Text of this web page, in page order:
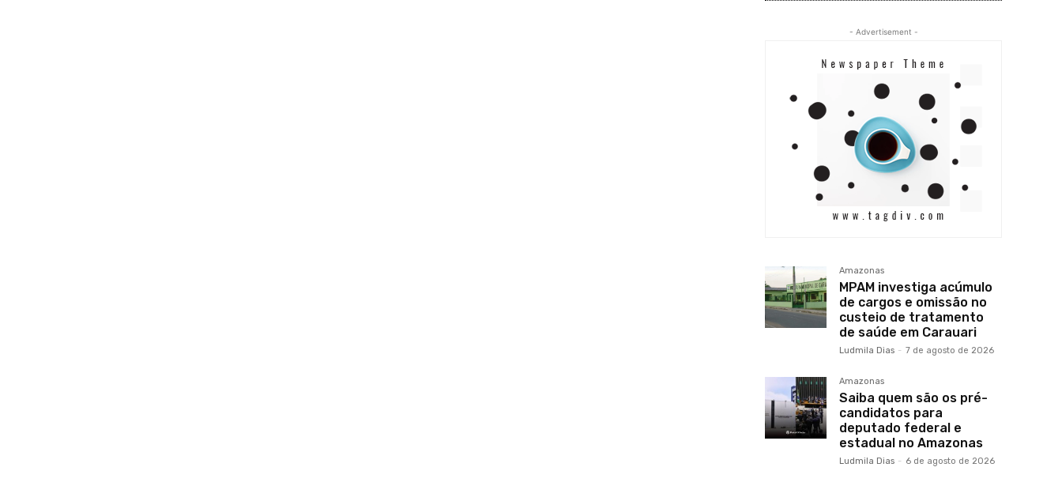
- Advertisement -
Amazonas
MPAM investiga acúmulo
de cargos e omissão no
custeio de tratamento
de saúde em Carauari
Ludmila Dias - 7 de agosto de 2026
Amazonas
Saiba quem são os pré-
candidatos para
deputado federal e
estadual no Amazonas
Ludmila Dias - 6 de agosto de 2026